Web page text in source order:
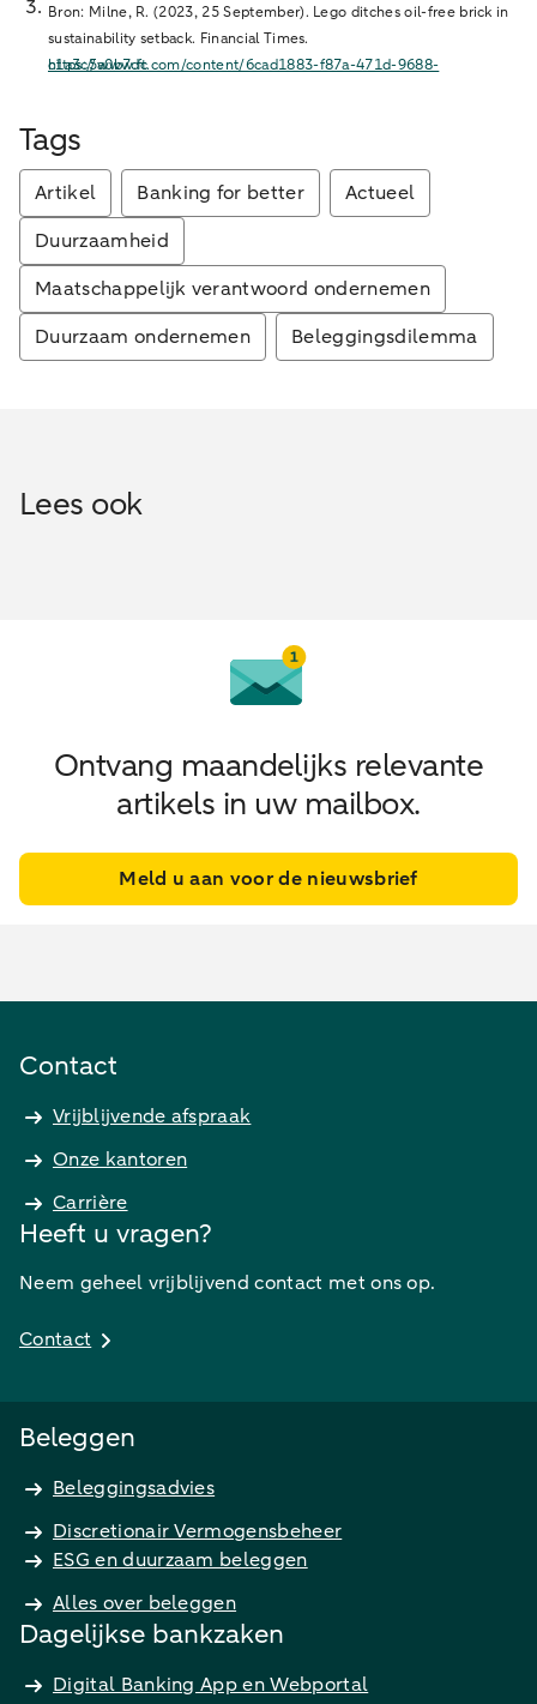
Bron: Milne, R. (2023, 25 September). Lego ditches oil-free brick in
sustainability setback. Financial Times.
https://www.ft.com/content/6cad1883-f87a-471d-9688-c1a3c5a0b7dc
Tags
Artikel Banking for better
Actueel
Duurzaamheid
Maatschappelijk verantwoord ondernemen
Duurzaam ondernemen
Beleggingsdilemma
Lees ook
Ontvang maandelijks relevante
artikels in uw mailbox.
Meld u aan voor de nieuwsbrief
Contact
Vrijblijvende afspraak
Onze kantoren
Carrière
Heeft u vragen?
Neem geheel vrijblijvend contact met ons op.
Contact
Beleggen
Beleggingsadvies
Discretionair Vermogensbeheer
ESG en duurzaam beleggen
Alles over beleggen
Dagelijkse bankzaken
Digital Banking App en Webportal